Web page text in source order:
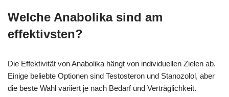
Welche Anabolika sind am
effektivsten?
Die Effektivität von Anabolika hängt von individuellen Zielen ab.
Einige beliebte Optionen sind Testosteron und Stanozolol, aber
die beste Wahl variiert je nach Bedarf und Verträglichkeit.